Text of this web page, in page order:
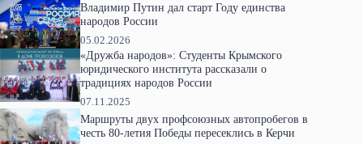
Владимир Путин дал старт Году единства
народов России
05.02.2026
«Дружба народов»: Студенты Крымского
юридического института рассказали о
традициях народов России
07.11.2025
Маршруты двух профсоюзных автопробегов в
честь 80-летия Победы пересеклись в Керчи